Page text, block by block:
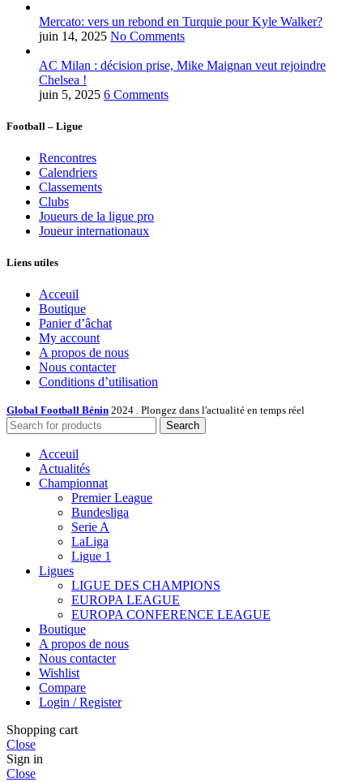
Mercato: vers un rebond en Turquie pour Kyle Walker?
juin 14, 2025 No Comments
AC Milan : décision prise, Mike Maignan veut rejoindre
Chelsea !
juin 5, 2025 6 Comments
Football – Ligue
Rencontres
Calendriers
Classements
Clubs
Joueurs de la ligue pro
Joueur internationaux
Liens utiles
Acceuil
Boutique
Panier d’âchat
My account
A propos de nous
Nous contacter
Conditions d’utilisation
Global Football Bénin 2024 . Plongez dans l'actualité en temps réel
Search
Acceuil
Actualités
Championnat
Premier League
Bundesliga
Serie A
LaLiga
Ligue 1
Ligues
LIGUE DES CHAMPIONS
EUROPA LEAGUE
EUROPA CONFERENCE LEAGUE
Boutique
A propos de nous
Nous contacter
Wishlist
Compare
Login / Register
Shopping cart
Close
Sign in
Close